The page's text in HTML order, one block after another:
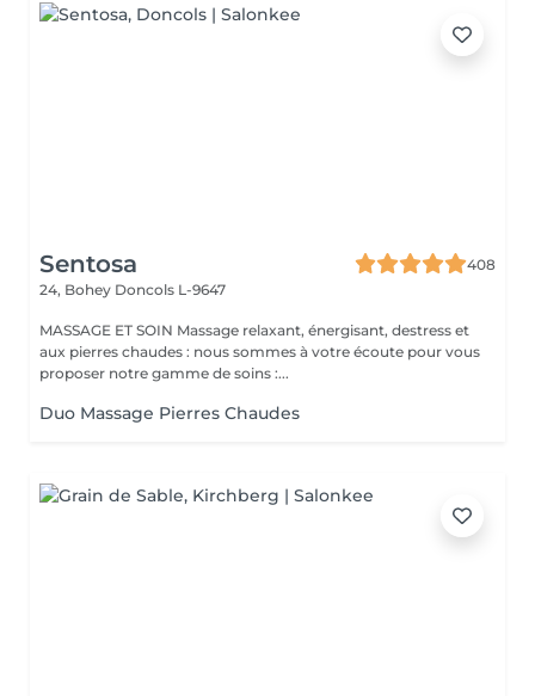
Sentosa
408
24, Bohey Doncols L-9647
MASSAGE ET SOIN Massage relaxant, énergisant, destress et
aux pierres chaudes : nous sommes à votre écoute pour vous
proposer notre gamme de soins :...
Duo Massage Pierres Chaudes